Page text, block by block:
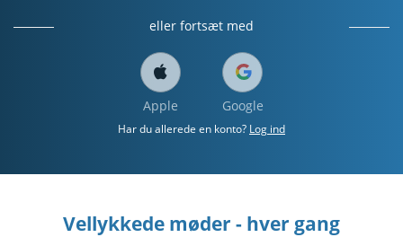
eller fortsæt med
Apple Google
Har du allerede en konto? Log ind
Vellykkede møder - hver gang